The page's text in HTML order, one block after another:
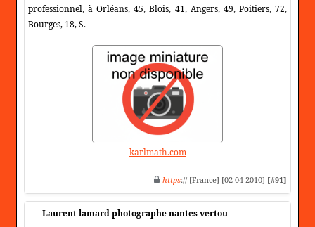
professionnel, à Orléans, 45, Blois, 41, Angers, 49, Poitiers, 72,
Bourges, 18, S.
karlmath.com
https:// [France] [02-04-2010] [#91]
Laurent lamard photographe nantes vertou